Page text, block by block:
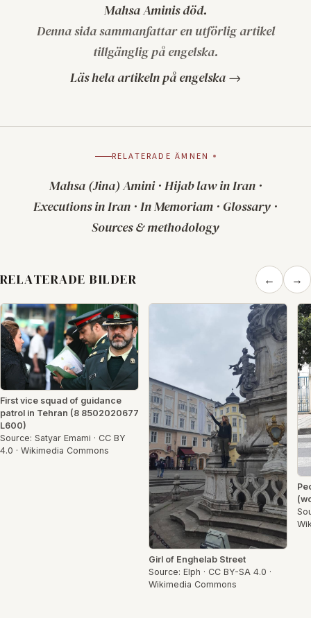
Mahsa Aminis död.
Denna sida sammanfattar en utförlig artikel
tillgänglig på engelska.
Läs hela artikeln på engelska →
RELATERADE ÄMNEN
Mahsa (Jina) Amini· Hijab law in Iran·
Executions in Iran · In Memoriam · Glossary ·
Sources & methodology
RELATERADE BILDER ← →
First vice squad of guidance
patrol in Tehran (8 8502020677
L600)
Source: Satyar Emami · CC BY
4.0 · Wikimedia Commons
Girl of Enghelab Street
Source: Elph · CC BY-SA 4.0 ·
Wikimedia Commons